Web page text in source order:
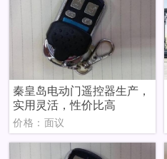
秦皇岛电动门遥控器生产，
实用灵活，性价比高
价格：面议